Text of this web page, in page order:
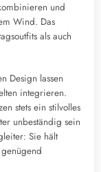
und
Wind. Das
als auch
Design lassen
integrieren.
stets ein stilvolles
unbeständig sein
Sie hält